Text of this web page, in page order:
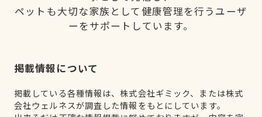
ペットも大切な家族として健康管理を行うユーザ
ーをサポートしています。
掲載情報について
掲載している各種情報は、株式会社ギミック、または株式
会社ウェルネスが調査した情報をもとにしています。